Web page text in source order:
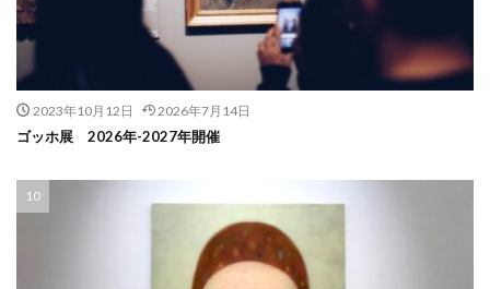
2023年10月12日 2026年7月14日
ゴッホ展 2026年-2027年開催